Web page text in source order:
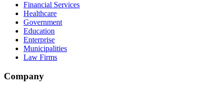
Financial Services
Healthcare
Government
Education
Enterprise
Municipalities
Law Firms
Company